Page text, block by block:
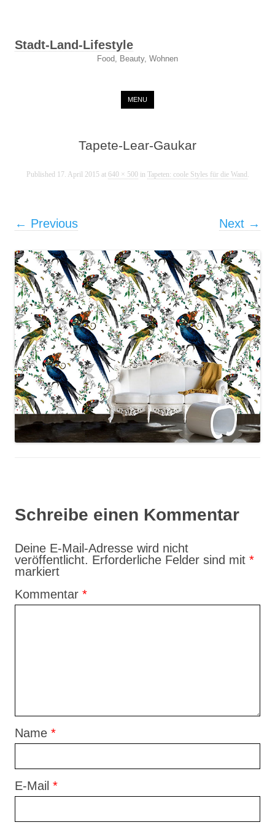
Stadt-Land-Lifestyle
Food, Beauty, Wohnen
MENU
Tapete-Lear-Gaukar
Published 17. April 2015at 640 × 500in Tapeten: coole Styles für die Wand .
← Previous Next →
Schreibe einen Kommentar
Deine E-Mail-Adresse wird nicht
veröffentlicht. Erforderliche Felder sind mit *
markiert
Kommentar *
Name *
E-Mail *